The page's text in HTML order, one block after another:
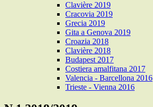
Clavière 2019
Cracovia 2019
Grecia 2019
Gita a Genova 2019
Croazia 2018
Clavière 2018
Budapest 2017
Costiera amalfitana 2017
Valencia - Barcellona 2016
Trieste - Vienna 2016